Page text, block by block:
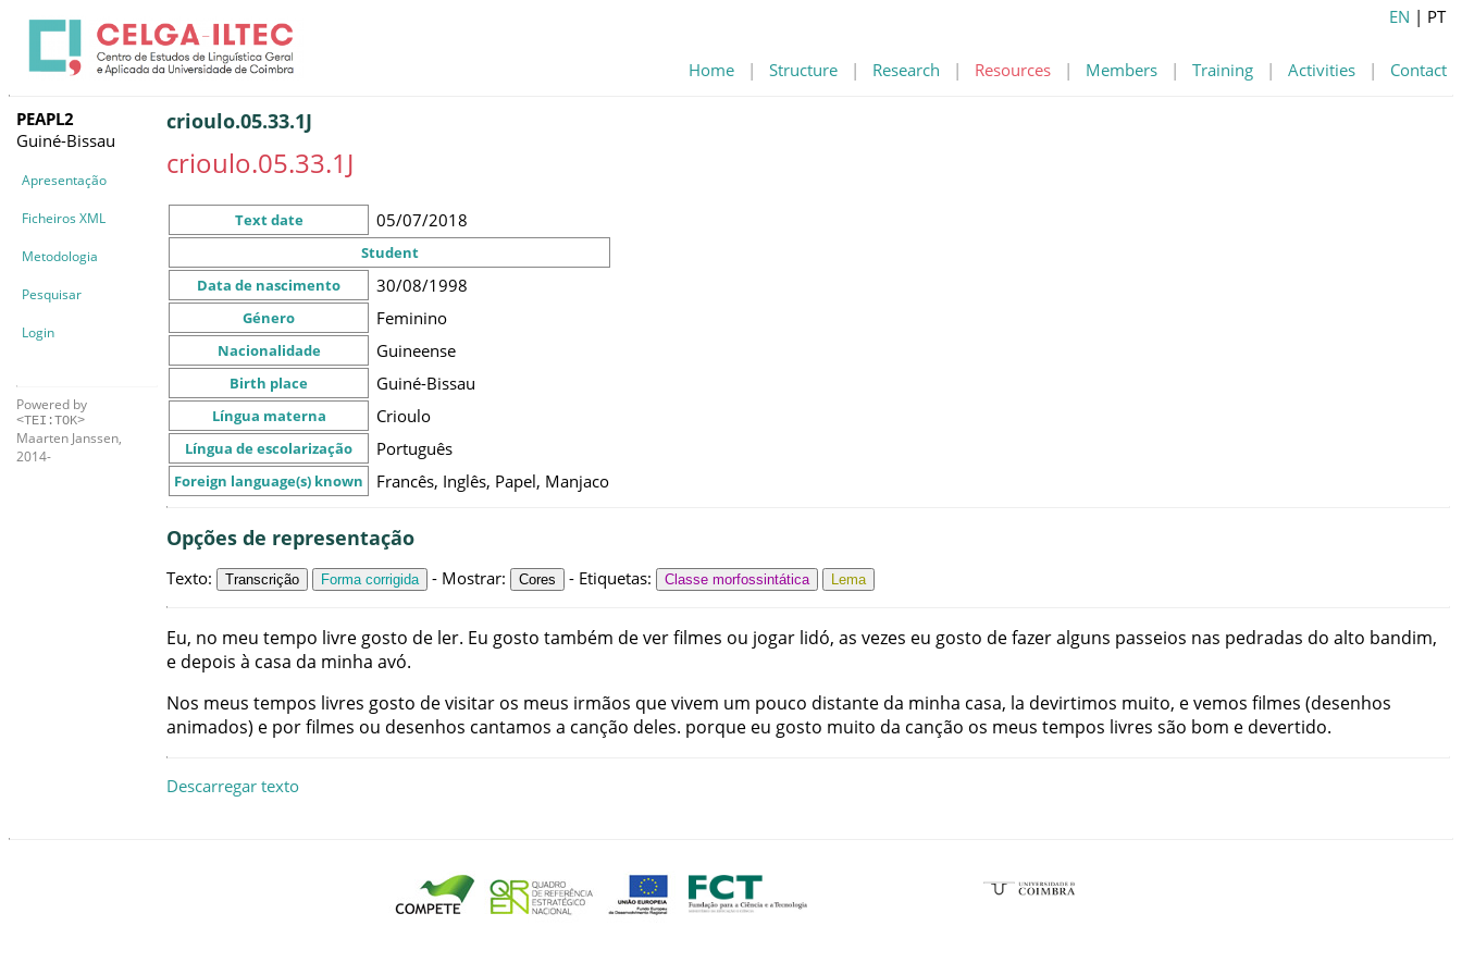
Home | Structure | Research | Resources | Members | Training | Activities | Contact
EN | PT
PEAPL2
Guiné-Bissau
Apresentação
Ficheiros XML
Metodologia
Pesquisar
Login
Powered by
<TEI:TOK>
Maarten Janssen,
2014-
crioulo.05.33.1J
crioulo.05.33.1J
Text date 05/07/2018
Student
Data de nascimento
30/08/1998
Género Feminino
Nacionalidade Guineense
Birth place Guiné-Bissau
Língua materna Crioulo
Língua de escolarização Português
Foreign language(s) known Francês, Inglês, Papel, Manjaco
Opções de representação
Texto: Transcrição Forma corrigida - Mostrar: Cores - Etiquetas: Classe morfossintática Lema
Eu, no meu tempo livre gosto de ler. Eu gosto também deverfilmes ou jogar lidó, as vezes eu gosto defazeralguns passeios nas pedradas do alto bandim,
e depois à casa da minha avó.
Nos meus tempos livres gosto devisitar os meus irmãos quevivem um pouco distante da minha casa, la devirtimos muito, evemos filmes (desenhos
animados) e porfilmes ou desenhos cantamos a canção deles. porque eu gosto muito da canção os meus tempos livres são bom e devertido.
Descarregar texto